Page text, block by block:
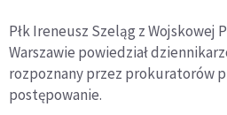
Płk Ireneusz Szeląg z
Warszawie powiedział
rozpoznany przez prokuratorów
postępowanie.